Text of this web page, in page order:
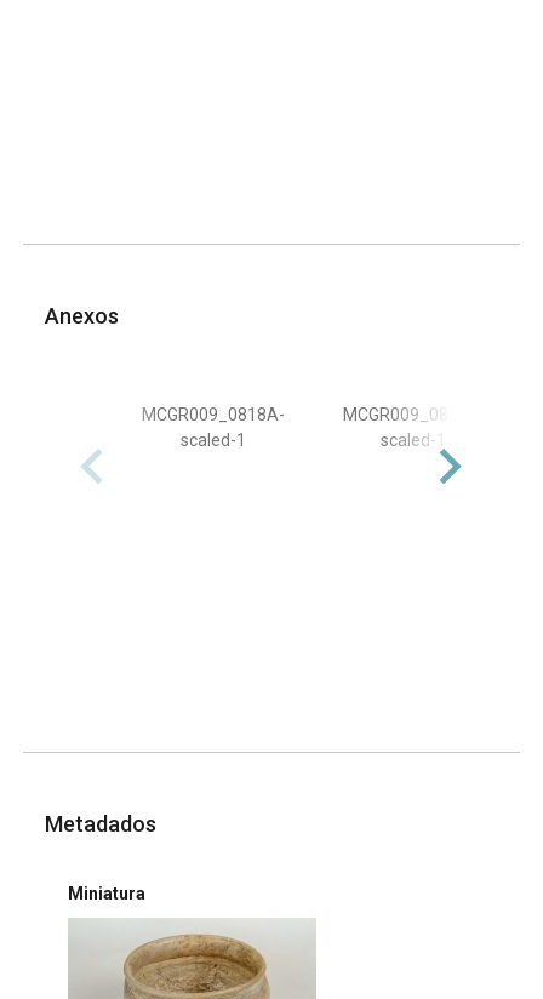
Anexos
MCGR009_0818A-
scaled-1
MCGR009_0818B-
scaled-1
Metadados
Miniatura